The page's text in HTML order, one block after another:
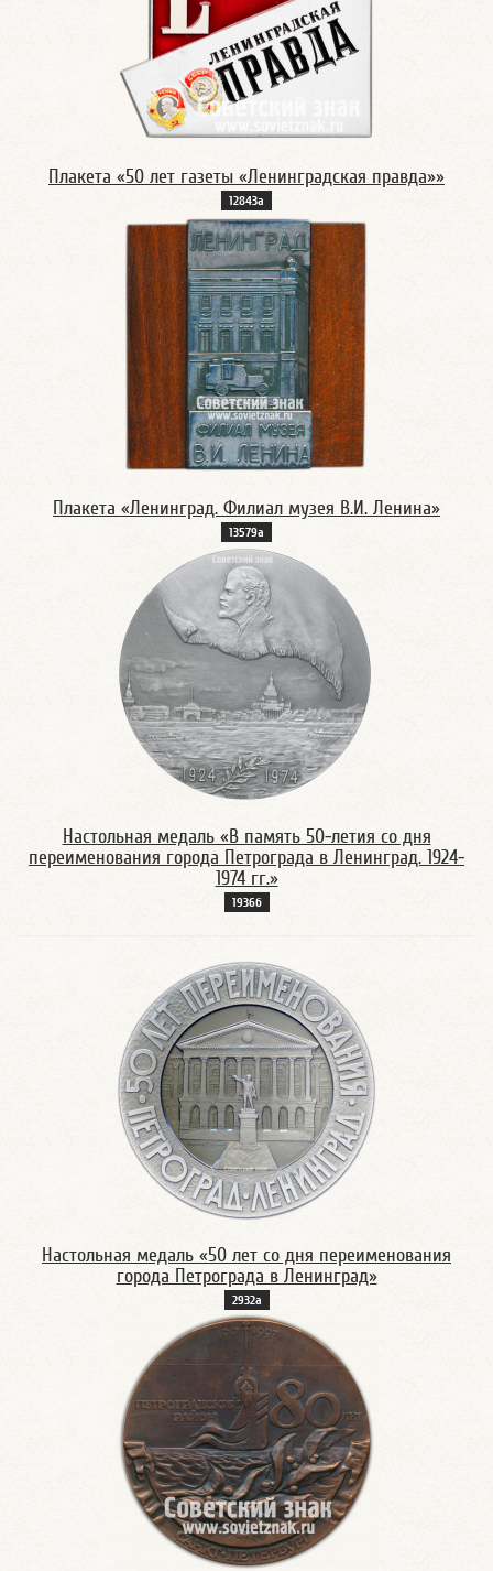
Плакета «50 лет газеты «Ленинградская правда»»
12843а
Плакета «Ленинград. Филиал музея В.И. Ленина»
13579а
Настольная медаль «В память 50-летия со дня
переименования города Петрограда в Ленинград. 1924-
1974 гг.»
1936б
Настольная медаль «50 лет со дня переименования
города Петрограда в Ленинград»
2932а